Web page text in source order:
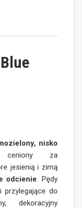
nisko
za
jesienią i zimą
odcienie . Pędy
przylegające do
dekoracyjny